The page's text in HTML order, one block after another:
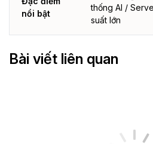
nổi bật
thống AI /
suất lớn
Bài viết liên quan